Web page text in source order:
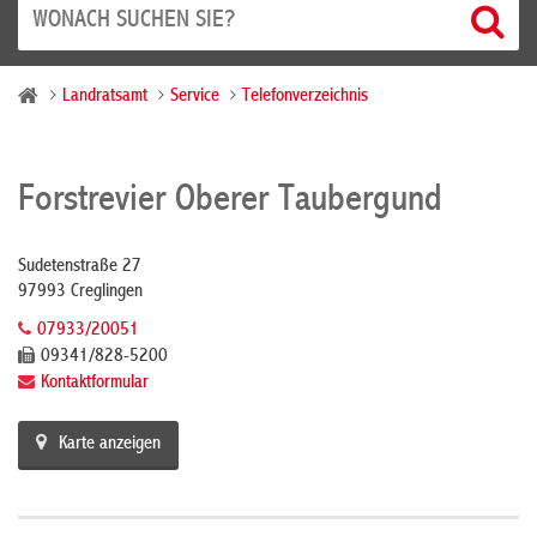
Landratsamt Service Telefonverzeichnis
Forstrevier Oberer Taubergund
Sudetenstraße 27
97993 Creglingen
07933/20051
09341/828-5200
Kontaktformular
Karte anzeigen